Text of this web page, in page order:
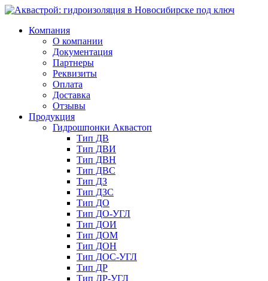
Компания
О компании
Документация
Партнеры
Реквизиты
Оплата
Доставка
Отзывы
Продукция
Гидрошпонки Аквастоп
Тип ДВ
Тип ДВИ
Тип ДВН
Тип ДВС
Тип ДЗ
Тип ДЗС
Тип ДО
Тип ДО-УГЛ
Тип ДОИ
Тип ДОМ
Тип ДОН
Тип ДОС-УГЛ
Тип ДР
Тип ДР-УГЛ